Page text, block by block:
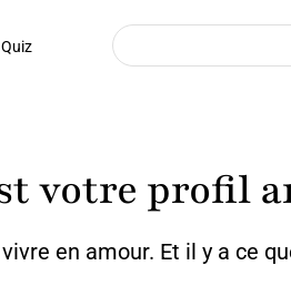
Quiz
votre profil
en amour. Et il y a ce